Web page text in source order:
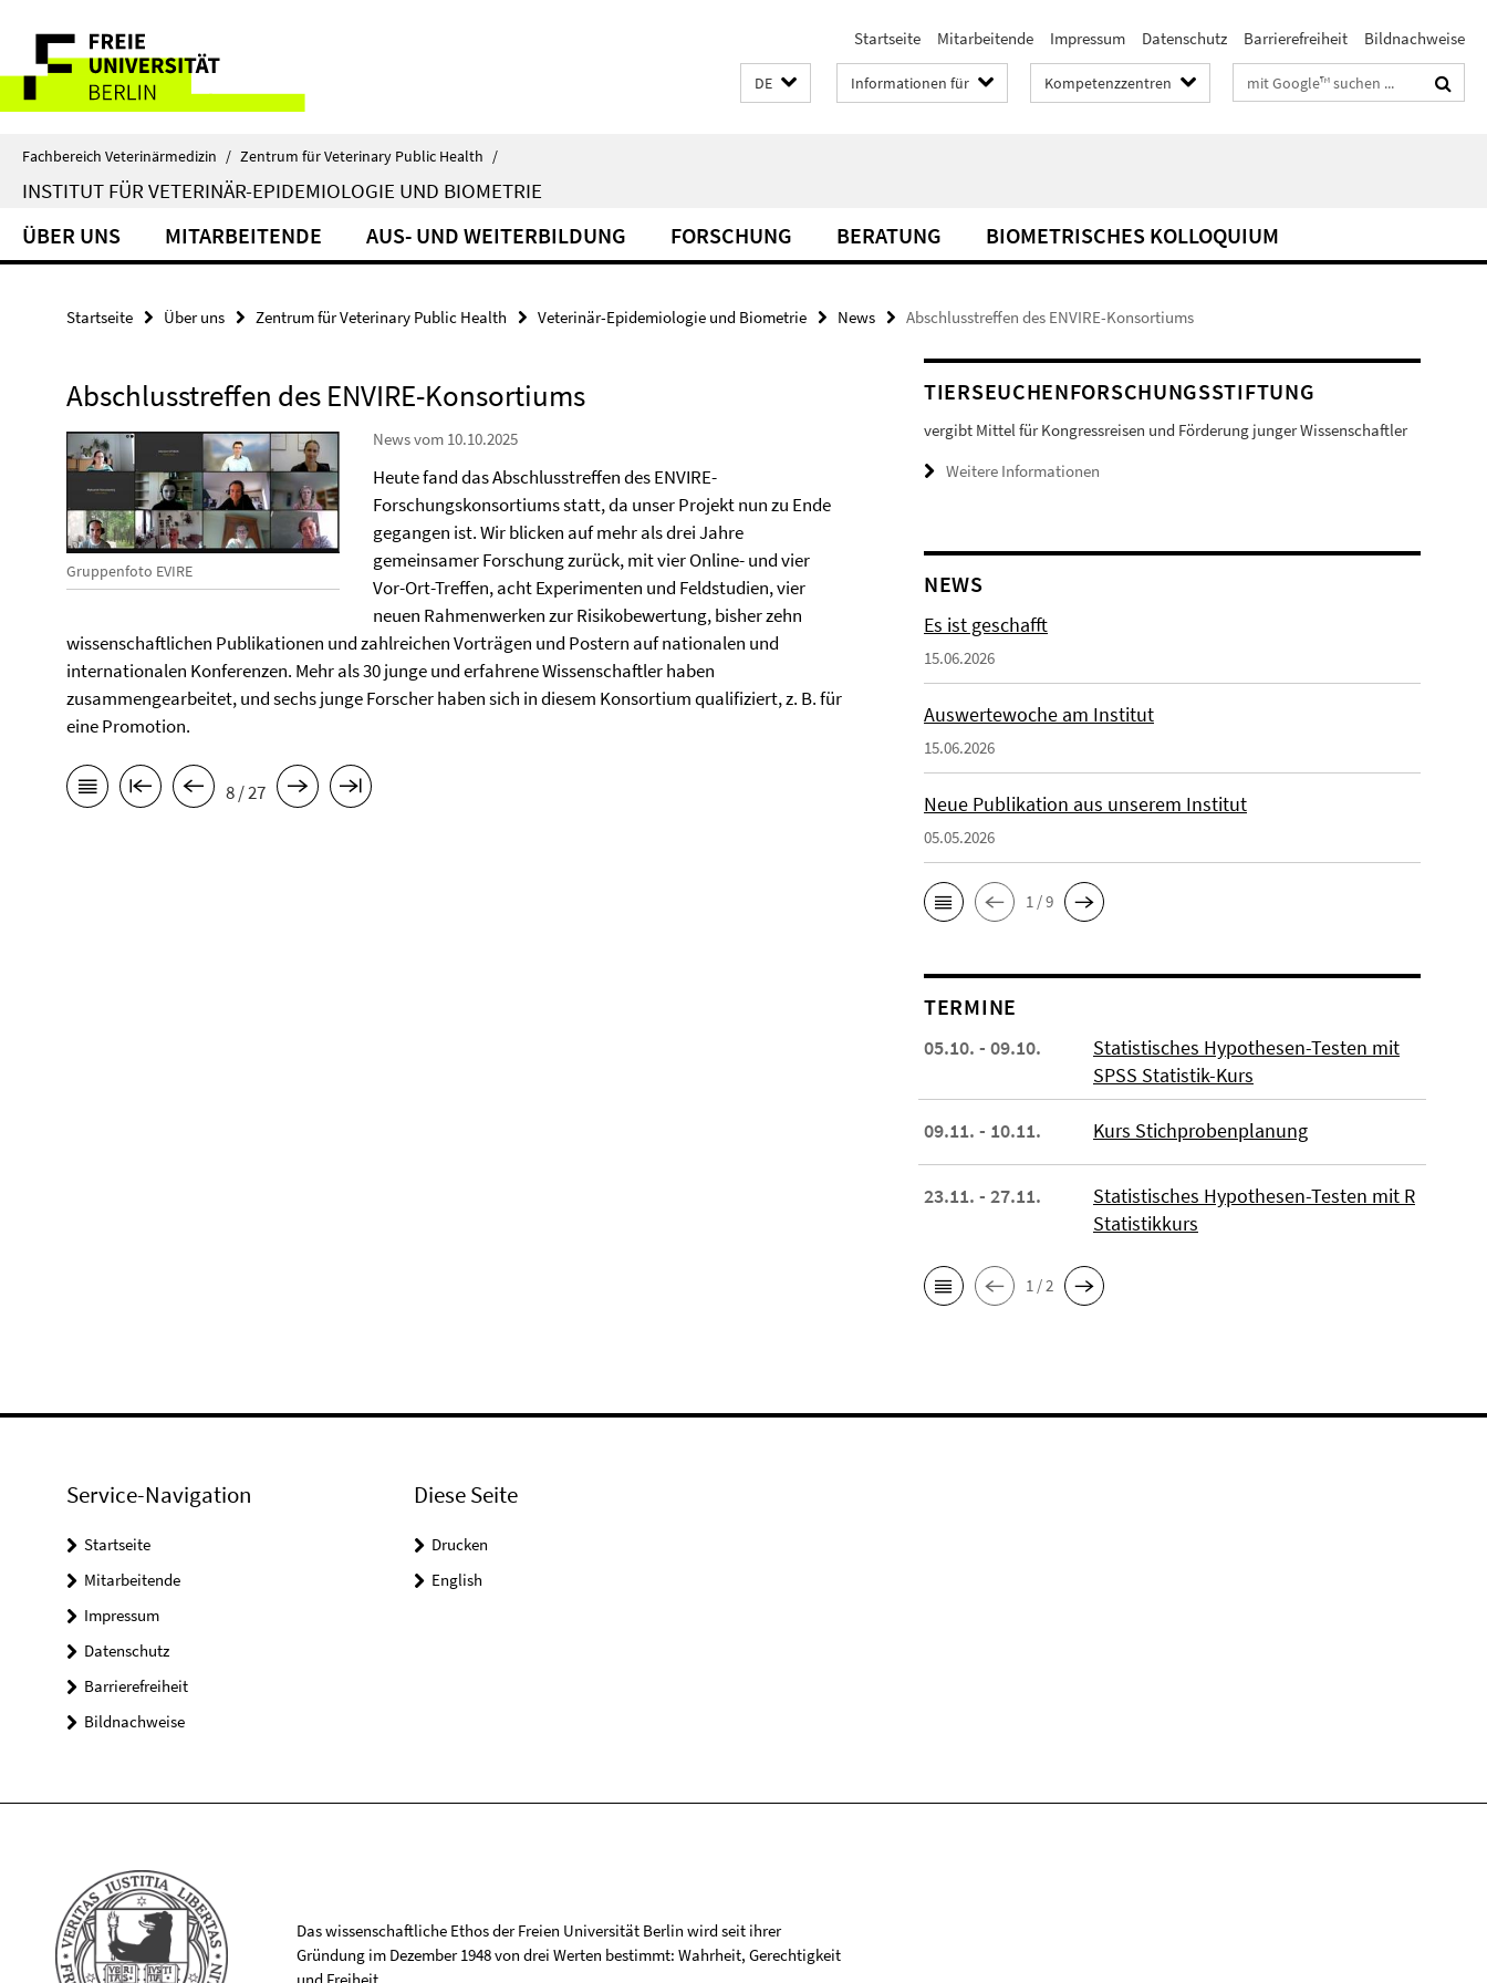
direkt
Inhalt
Service-
Navigation
Startseite Mitarbeitende Impressum Datenschutz Barrierefreiheit Bildnachweise
DE Informationen für Kompetenzzentren Suchbegriffe
Fachbereich Veterinärmedizin / Zentrum für Veterinary Public Health /
INSTITUT FÜR VETERINÄR-EPIDEMIOLOGIE UND BIOMETRIE
ÜBER UNS MITARBEITENDE AUS- UND WEITERBILDUNG FORSCHUNG BERATUNG BIOMETRISCHES KOLLOQUIUM
Startseite Über uns Zentrum für Veterinary Public Health Veterinär-Epidemiologie und Biometrie News Abschlusstreffen des ENVIRE-Konsortiums
Abschlusstreffen des ENVIRE-Konsortiums
Gruppenfoto EVIRE
News vom 10.10.2025
Heute fand das Abschlusstreffen des ENVIRE-
Forschungskonsortiums statt, da unser Projekt nun zu Ende
gegangen ist. Wir blicken auf mehr als drei Jahre
gemeinsamer Forschung zurück, mit vier Online- und vier
Vor-Ort-Treffen, acht Experimenten und Feldstudien, vier
neuen Rahmenwerken zur Risikobewertung, bisher zehn
wissenschaftlichen Publikationen und zahlreichen Vorträgen und Postern auf nationalen und
internationalen Konferenzen. Mehr als 30 junge und erfahrene Wissenschaftler haben
zusammengearbeitet, und sechs junge Forscher haben sich in diesem Konsortium qualifiziert, z. B. für
eine Promotion.
8 / 27
TIERSEUCHENFORSCHUNGSSTIFTUNG
vergibt Mittel für Kongressreisen und Förderung junger Wissenschaftler
Weitere Informationen
NEWS
Es ist geschafft
15.06.2026
Auswertewoche am Institut
15.06.2026
Neue Publikation aus unserem Institut
05.05.2026
1 / 9
TERMINE
05.10. - 09.10.
Statistisches Hypothesen-Testen mit
SPSS Statistik-Kurs
09.11. - 10.11. Kurs Stichprobenplanung
23.11. - 27.11.
Statistisches Hypothesen-Testen mit R
Statistikkurs
1 / 2
Service-Navigation
Startseite
Mitarbeitende
Impressum
Datenschutz
Barrierefreiheit
Bildnachweise
Diese Seite
Drucken
English
Das wissenschaftliche Ethos der Freien Universität Berlin wird seit ihrer
Gründung im Dezember 1948 von drei Werten bestimmt: Wahrheit, Gerechtigkeit